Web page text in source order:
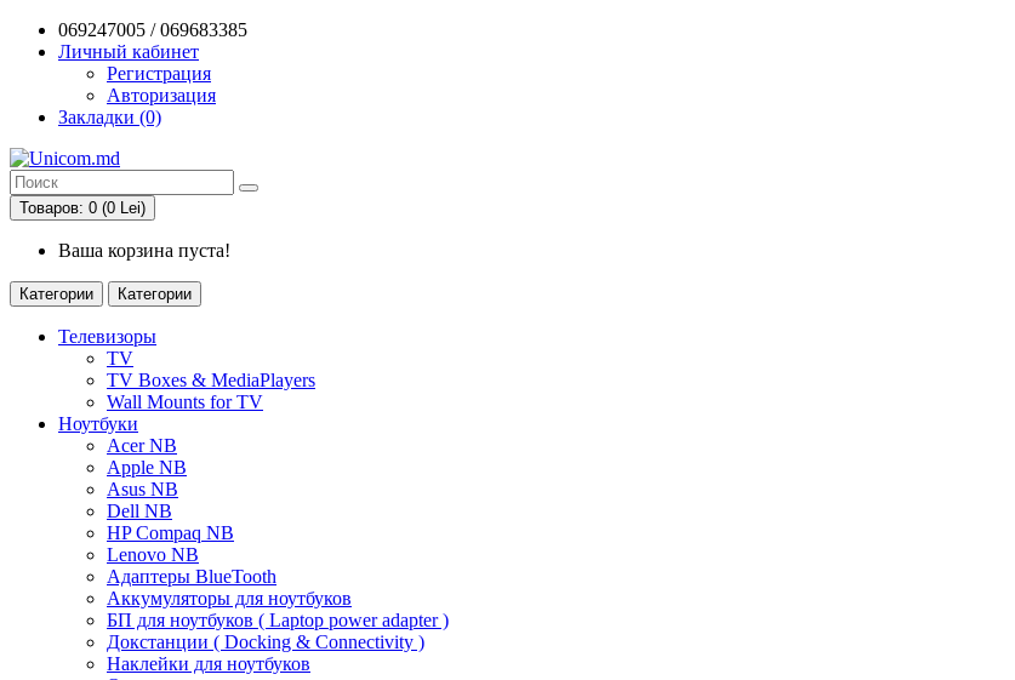
069247005 / 069683385
Личный кабинет
Регистрация
Авторизация
Закладки (0)
Товаров: 0 (0 Lei)
Ваша корзина пуста!
Категории Категории
Телевизоры
TV
TV Boxes & MediaPlayers
Wall Mounts for TV
Ноутбуки
Acer NB
Apple NB
Asus NB
Dell NB
HP Compaq NB
Lenovo NB
Адаптеры BlueTooth
Аккумуляторы для ноутбуков
БП для ноутбуков ( Laptop power adapter )
Докстанции ( Docking & Connectivity )
Наклейки для ноутбуков